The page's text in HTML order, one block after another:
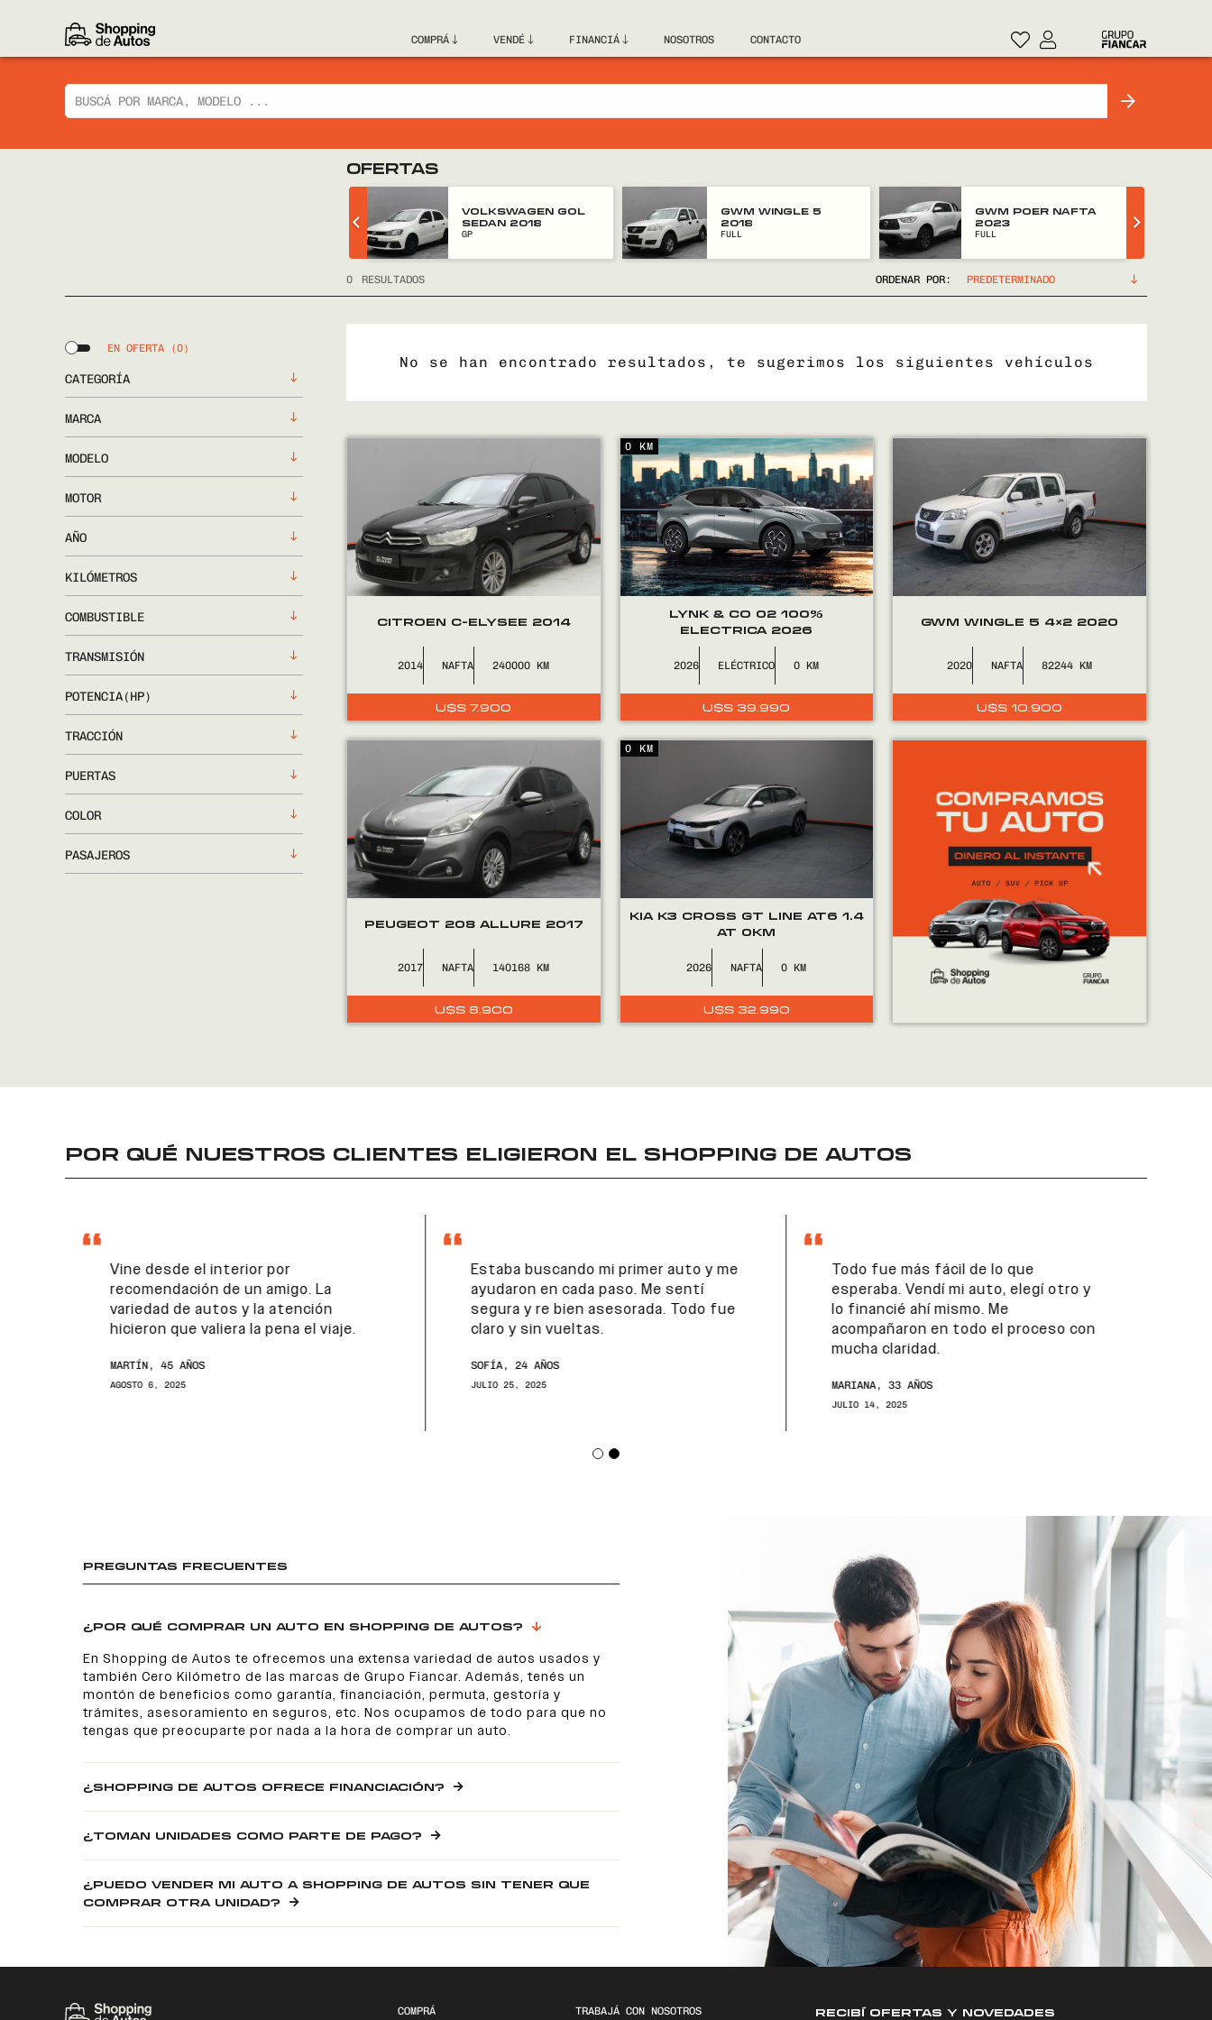
COMPRÁ VENDÉ FINANCIÁ NOSOTROS CONTACTO
OFERTAS
VOLKSWAGEN GOL
SEDAN 2018
GP
GWM WINGLE 5
2018
FULL
GWM POER NAFTA
2023
FULL
0 RESULTADOS ORDENAR POR:
EN OFERTA (0)
CATEGORÍA
MARCA
MODELO
MOTOR
AÑO
KILÓMETROS
COMBUSTIBLE
TRANSMISIÓN
POTENCIA(HP)
TRACCIÓN
PUERTAS
COLOR
PASAJEROS
No se han encontrado resultados, te sugerimos los siguientes vehículos
CITROEN C-ELYSEE 2014
2014 NAFTA 240000
U$S7.900
LYNK & CO 02 100%
ELECTRICA 2026
2026 ELÉCTRICO 0
U$S 39.990
0 KM
GWM WINGLE 5 4×2 2020
2020 NAFTA 82244
U$S10.900
PEUGEOT 208 ALLURE 2017
2017 NAFTA 140168
U$S 8.900
KIA K3 CROSS GT LINE AT6 1.4
AT 0KM
2026 NAFTA 0
U$S 32.990
0 KM
POR QUÉ NUESTROS CLIENTES ELIGIERON EL SHOPPING DE AUTOS
Vine desde el interior por
recomendación de un amigo. La
variedad de autos y la atención
hicieron que valiera la pena el viaje.
MARTÍN, 45 AÑOS
AGOSTO 6, 2025
Estaba buscando mi primer auto y me
ayudaron en cada paso. Me sentí
segura y re bien asesorada. Todo fue
claro y sin vueltas.
SOFÍA, 24 AÑOS
JULIO 25, 2025
Todo fue más fácil de lo que
esperaba. Vendí mi auto, elegí otro y
lo financié ahí mismo. Me
acompañaron en todo el proceso con
mucha claridad.
MARIANA, 33 AÑOS
JULIO 14, 2025
PREGUNTAS FRECUENTES
¿POR QUÉ COMPRAR UN AUTO EN SHOPPING DE AUTOS?
En Shopping de Autos te ofrecemos una extensa variedad de autos usados y
también Cero Kilómetro de las marcas de Grupo Fiancar. Además, tenés un
montón de beneficios como garantía, financiación, permuta, gestoría y
trámites, asesoramiento en seguros, etc. Nos ocupamos de todo para que no
tengas que preocuparte por nada a la hora de comprar un auto.
¿SHOPPING DE AUTOS OFRECE FINANCIACIÓN?
¿TOMAN UNIDADES COMO PARTE DE PAGO?
¿PUEDO VENDER MI AUTO A SHOPPING DE AUTOS SIN TENER QUE
COMPRAR OTRA UNIDAD?
COMPRÁ TRABAJÁ CON NOSOTROS RECIBÍ OFERTAS Y NOVEDADES